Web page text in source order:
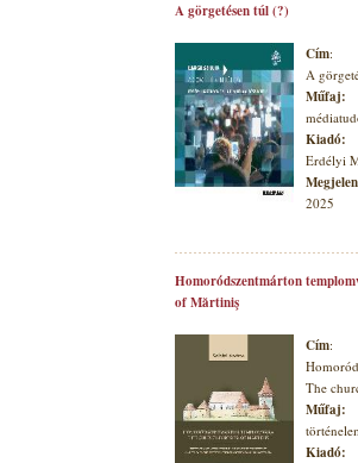
A görgetésen túl (?)
Cím:
A
Műfaj:
Kiadó:
Erdélyi
2025
Homoródszentmárton
of Mărtiniş
Cím:
The
Műfaj:
Kiadó: